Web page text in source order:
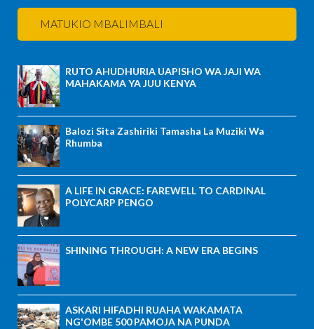
MATUKIO MBALIMBALI
RUTO AHUDHURIA UAPISHO WA JAJI WA
MAHAKAMA YA JUU KENYA
Balozi Sita Zashiriki Tamasha La Muziki Wa
Rhumba
A LIFE IN GRACE: FAREWELL TO CARDINAL
POLYCARP PENGO
SHINING THROUGH: A NEW ERA BEGINS
ASKARI HIFADHI RUAHA WAKAMATA
NG'OMBE 500 PAMOJA NA PUNDA